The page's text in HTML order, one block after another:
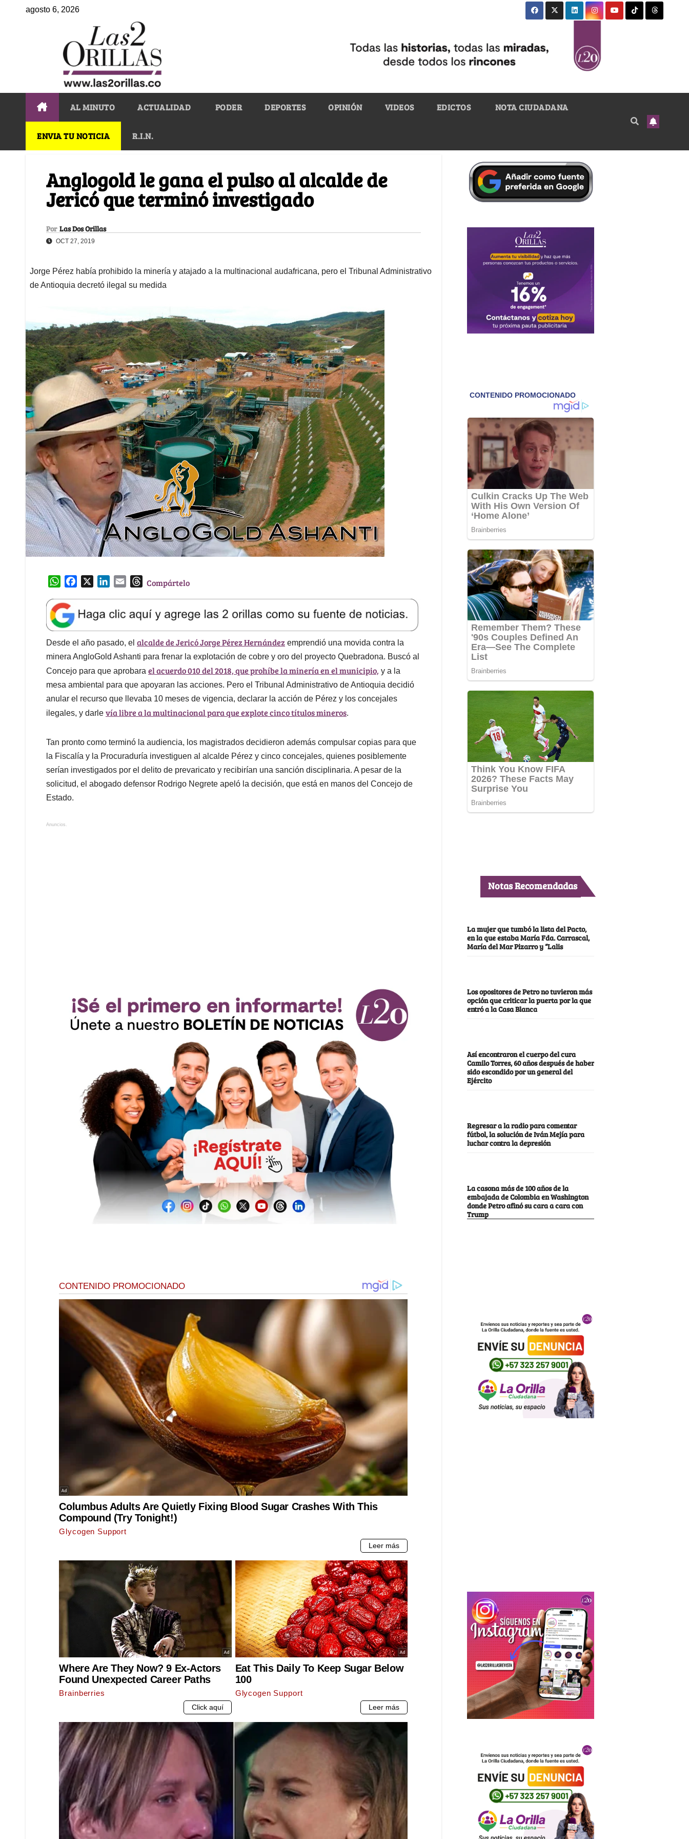
agosto 6, 2026
AL MINUTO ACTUALIDAD PODER DEPORTES OPINIÓN VIDEOS EDICTOS NOTA CIUDADANA
ENVIA TU NOTICIA R.I.N.
Anglogold le gana el pulso al alcalde de
Jericó que terminó investigado
Por Las Dos Orillas
OCT 27, 2019
Jorge Pérez había prohibido la minería y atajado a la multinacional audafricana, pero el Tribunal Administrativo
de Antioquia decretó ilegal su medida
W
a
t
s
A
p
p
e
b
o
o
k
k
e
d
I
n
l
T
e
a
d
s
Compártelo
Desde el año pasado, el alcalde de Jericó Jorge Pérez Hernández emprendió una movida contra la
minera AngloGold Ashanti para frenar la explotación de cobre y oro del proyecto Quebradona. Buscó al
Concejo para que aprobara el acuerdo 010 del 2018, que prohíbe la minería en el municipio, y a la
mesa ambiental para que apoyaran las acciones. Pero el Tribunal Administrativo de Antioquia decidió
anular el recurso que llevaba 10 meses de vigencia, declarar la acción de Pérez y los concejales
ilegales, y darle vía libre a la multinacional para que explote cinco títulos mineros.
Tan pronto como terminó la audiencia, los magistrados decidieron además compulsar copias para que
la Fiscalía y la Procuraduría investiguen al alcalde Pérez y cinco concejales, quienes posiblemente
serían investigados por el delito de prevaricato y recibirían una sanción disciplinaria. A pesar de la
solicitud, el abogado defensor Rodrigo Negrete apeló la decisión, que está en manos del Concejo de
Estado.
Anuncios.
Notas Recomendadas
La mujer que tumbó la lista del Pacto,
en la que estaba María Fda. Carrascal,
María del Mar Pizarro y “Lalis
Los opositores de Petro no tuvieron más
opción que criticar la puerta por la que
entró a la Casa Blanca
Así encontraron el cuerpo del cura
Camilo Torres, 60 años después de haber
sido escondido por un general del
Ejército
Regresar a la radio para comentar
fútbol, la solución de Iván Mejía para
luchar contra la depresión
La casona más de 100 años de la
embajada de Colombia en Washington
donde Petro afinó su cara a cara con
Trump